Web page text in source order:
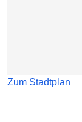
Zum Stadtplan